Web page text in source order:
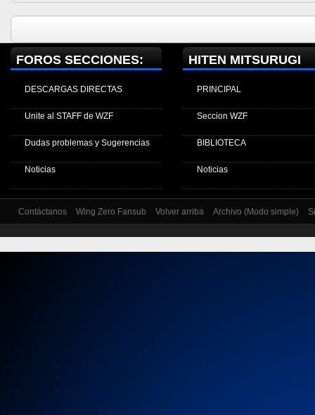
FOROS SECCIONES:
DESCARGAS DIRECTAS
Unite al STAFF de WZF
Dudas problemas y Sugerencias
Noticias
HITEN MITSURUGI
PRINCIPAL
Seccion WZF
BIBLIOTECA
Noticias
Contáctanos Wing Zero Fansub Volver arriba Archivo (Modo simple)